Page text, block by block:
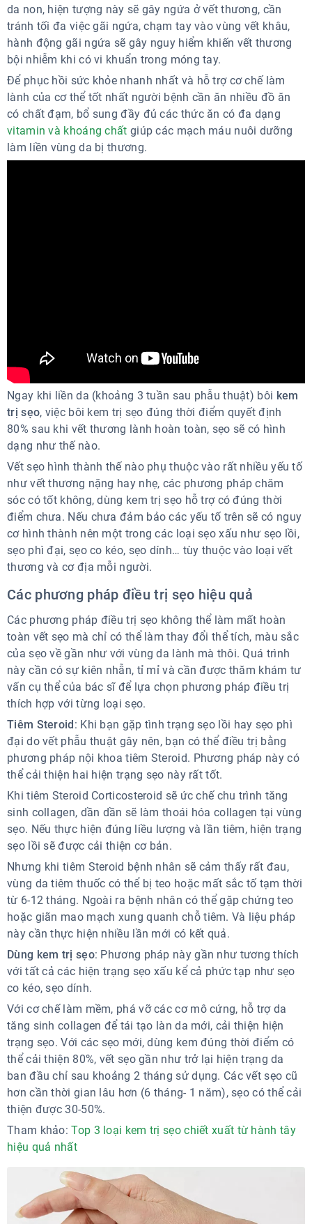
da non, hiện tượng này sẽ gây ngứa ở vết thương, cần
tránh tối đa việc gãi ngứa, chạm tay vào vùng vết khâu,
hành động gãi ngứa sẽ gây nguy hiểm khiến vết thương
bội nhiễm khi có vi khuẩn trong móng tay.
Để phục hồi sức khỏe nhanh nhất và hỗ trợ cơ chế làm
lành của cơ thể tốt nhất người bệnh cần ăn nhiều đồ ăn
có chất đạm, bổ sung đầy đủ các thức ăn có đa dạng
vitamin và khoáng chất giúp các mạch máu nuôi dưỡng
làm liền vùng da bị thương.
Ngay khi liền da (khoảng 3 tuần sau phẫu thuật) bôi kem
trị sẹo, việc bôi kem trị sẹo đúng thời điểm quyết định
80% sau khi vết thương lành hoàn toàn, sẹo sẽ có hình
dạng như thế nào.
Vết sẹo hình thành thế nào phụ thuộc vào rất nhiều yếu tố
như vết thương nặng hay nhẹ, các phương pháp chăm
sóc có tốt không, dùng kem trị sẹo hỗ trợ có đúng thời
điểm chưa. Nếu chưa đảm bảo các yếu tố trên sẽ có nguy
cơ hình thành nên một trong các loại sẹo xấu như sẹo lồi,
sẹo phì đại, sẹo co kéo, sẹo dính… tùy thuộc vào loại vết
thương và cơ địa mỗi người.
Các phương pháp điều trị sẹo hiệu quả
Các phương pháp điều trị sẹo không thể làm mất hoàn
toàn vết sẹo mà chỉ có thể làm thay đổi thể tích, màu sắc
của sẹo về gần như với vùng da lành mà thôi. Quá trình
này cần có sự kiên nhẫn, tỉ mỉ và cần được thăm khám tư
vấn cụ thể của bác sĩ để lựa chọn phương pháp điều trị
thích hợp với từng loại sẹo.
Tiêm Steroid: Khi bạn gặp tình trạng sẹo lồi hay sẹo phì
đại do vết phẫu thuật gây nên, bạn có thể điều trị bằng
phương pháp nội khoa tiêm Steroid. Phương pháp này có
thể cải thiện hai hiện trạng sẹo này rất tốt.
Khi tiêm Steroid Corticosteroid sẽ ức chế chu trình tăng
sinh collagen, dần dần sẽ làm thoái hóa collagen tại vùng
sẹo. Nếu thực hiện đúng liều lượng và lần tiêm, hiện trạng
sẹo lồi sẽ được cải thiện cơ bản.
Nhưng khi tiêm Steroid bệnh nhân sẽ cảm thấy rất đau,
vùng da tiêm thuốc có thể bị teo hoặc mất sắc tố tạm thời
từ 6-12 tháng. Ngoài ra bệnh nhân có thể gặp chứng teo
hoặc giãn mao mạch xung quanh chỗ tiêm. Và liệu pháp
này cần thực hiện nhiều lần mới có kết quả.
Dùng kem trị sẹo: Phương pháp này gần như tương thích
với tất cả các hiện trạng sẹo xấu kể cả phức tạp như sẹo
co kéo, sẹo dính.
Với cơ chế làm mềm, phá vỡ các cơ mô cứng, hỗ trợ da
tăng sinh collagen để tái tạo làn da mới, cải thiện hiện
trạng sẹo. Với các sẹo mới, dùng kem đúng thời điểm có
thể cải thiện 80%, vết sẹo gần như trở lại hiện trạng da
ban đầu chỉ sau khoảng 2 tháng sử dụng. Các vết sẹo cũ
hơn cần thời gian lâu hơn (6 tháng- 1 năm), sẹo có thể cải
thiện được 30-50%.
Tham khảo:Top 3 loại kem trị sẹo chiết xuất từ hành tây
hiệu quả nhất